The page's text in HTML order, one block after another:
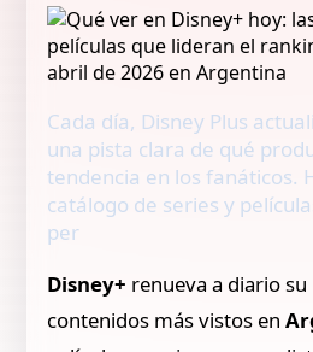
Cada día, Disney Plus
una pista clara de qué
tendencia en los fanáticos.
catálogo de series y
per
Disney+ renueva a diario
contenidos más vistos en